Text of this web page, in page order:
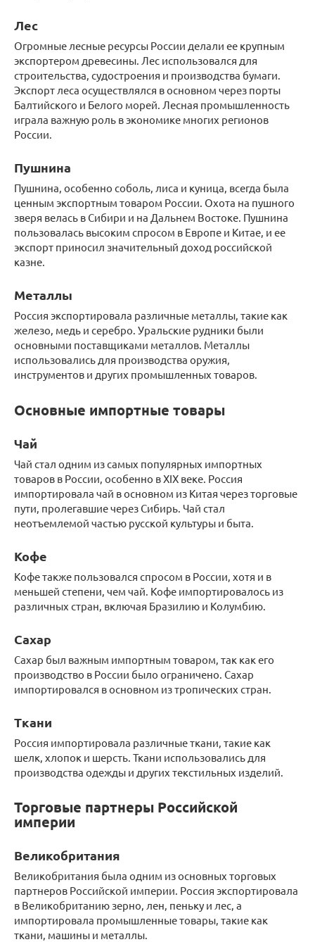
Лес
Огромные лесные ресурсы России делали ее крупным
экспортером древесины. Лес использовался для
строительства, судостроения и производства бумаги.
Экспорт леса осуществлялся в основном через порты
Балтийского и Белого морей. Лесная промышленность
играла важную роль в экономике многих регионов
России.
Пушнина
Пушнина, особенно соболь, лиса и куница, всегда была
ценным экспортным товаром России. Охота на пушного
зверя велась в Сибири и на Дальнем Востоке. Пушнина
пользовалась высоким спросом в Европе и Китае, и ее
экспорт приносил значительный доход российской
казне.
Металлы
Россия экспортировала различные металлы, такие как
железо, медь и серебро. Уральские рудники были
основными поставщиками металлов. Металлы
использовались для производства оружия,
инструментов и других промышленных товаров.
Основные импортные товары
Чай
Чай стал одним из самых популярных импортных
товаров в России, особенно в XIX веке. Россия
импортировала чай в основном из Китая через торговые
пути, пролегавшие через Сибирь. Чай стал
неотъемлемой частью русской культуры и быта.
Кофе
Кофе также пользовался спросом в России, хотя и в
меньшей степени, чем чай. Кофе импортировалось из
различных стран, включая Бразилию и Колумбию.
Сахар
Сахар был важным импортным товаром, так как его
производство в России было ограничено. Сахар
импортировался в основном из тропических стран.
Ткани
Россия импортировала различные ткани, такие как
шелк, хлопок и шерсть. Ткани использовались для
производства одежды и других текстильных изделий.
Торговые партнеры Российской
империи
Великобритания
Великобритания была одним из основных торговых
партнеров Российской империи. Россия экспортировала
в Великобританию зерно, лен, пеньку и лес, а
импортировала промышленные товары, такие как
ткани, машины и металлы.